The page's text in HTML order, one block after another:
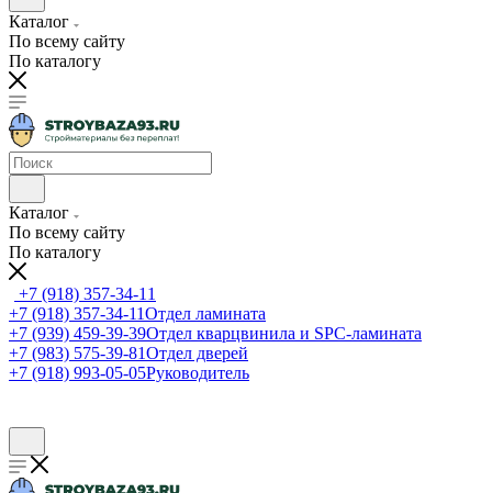
Каталог
По всему сайту
По каталогу
Каталог
По всему сайту
По каталогу
+7 (918) 357-34-11
+7 (918) 357-34-11Отдел ламината
+7 (939) 459-39-39Отдел кварцвинила и SPC-ламината
+7 (983) 575-39-81Отдел дверей
+7 (918) 993-05-05Руководитель